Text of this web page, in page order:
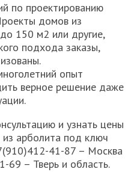
по проектированию
домов из
150 м2 или другие,
подхода заказы,
опыт
верное решение даже
и узнать цены
арболита под ключ
41-87 – Москва
69 – Тверь и область.